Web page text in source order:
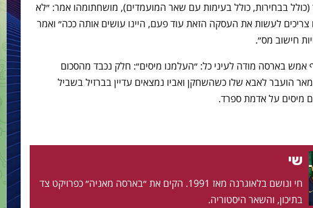
(כולל בבחירות, כולל בעימות עם שאר המועמדים), מושחתומהו אמר: ״לא
צריכים לעשות את העסקה הזאת עוד פעם, היינו עושים אותה ככה״ ואמר
חישוב מס״.
בארסה מודה לעיני כל: ״העלמנו מיסים״: חלק נכבד מהסכום
הועבר לאבא שלו כשהשחקן ואביו נמצאים עדיין בברזיל בשביל
מיסים על אדמת ספרד.
שי
חי ונושם בלאוגרנה מאז 1991. הקים את ״בארסה מאניה״ כפרויקט צד
בתיכון, והשאר היסטוריה.